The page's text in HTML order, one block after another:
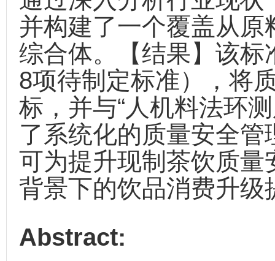
并构建了一个覆盖从
综合体。【结果】该
8项待制定标准），将
标，并与“人机料法环
了系统化的质量安全
可为提升现制茶饮质量
背景下的饮品消费升
Abstract: